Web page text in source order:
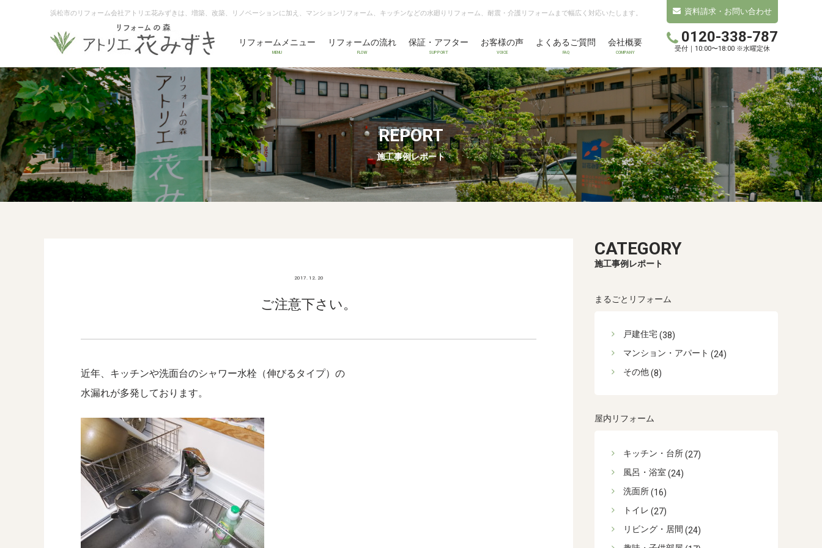
浜松市のリフォーム会社アトリエ花みずきは、増築、改築、リノベーションに加え、マンションリフォーム、キッチンなどの水廻りリフォーム、耐震・介護リフォームまで幅広く対応いたします。
リフォームメニュー
MENU
リフォームの流れ
FLOW
保証・アフター
SUPPORT
お客様の声
VOICE
よくあるご質問
FAQ
会社概要
COMPANY
資料請求・お問い合わせ
0120-338-787
受付｜10:00〜18:00 ※水曜定休
REPORT
施工事例レポート
2017. 12. 20
ご注意下さい。
近年、キッチンや洗面台のシャワー水栓（伸びるタイプ）の
水漏れが多発しております。
CATEGORY
施工事例レポート
まるごとリフォーム
戸建住宅(38)
マンション・アパート (24)
その他(8)
屋内リフォーム
キッチン・台所(27)
風呂・浴室 (24)
洗面所(16)
トイレ (27)
リビング・居間 (24)